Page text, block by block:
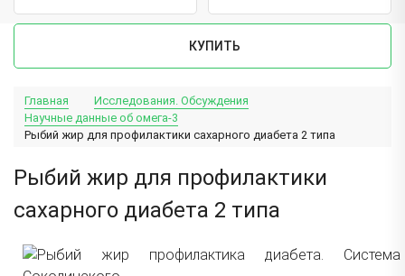
КУПИТЬ
Главная
Исследования. Обсуждения
Научные данные об омега-3
Рыбий жир для профилактики сахарного диабета 2 типа
Рыбий жир для профилактики
сахарного диабета 2 типа